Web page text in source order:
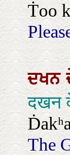
Ṫoo
ਦਖਨ
दखन
The